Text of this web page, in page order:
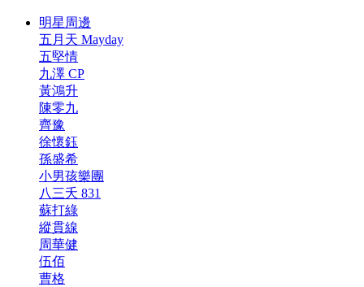
明星周邊
五月天 Mayday
五堅情
九澤 CP
黃鴻升
陳零九
齊豫
徐懷鈺
孫盛希
小男孩樂團
八三夭 831
蘇打綠
縱貫線
周華健
伍佰
曹格